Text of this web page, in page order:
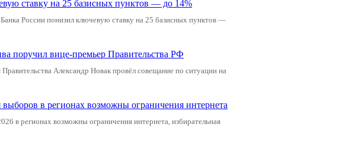
ставку на 25 базисных пунктов — до 14%
России понизил ключевую ставку на 25 базисных пунктов —
поручил вице-премьер Правительства РФ
Александр Новак провёл совещание по ситуации на
в регионах возможны ограничения интернета
регионах возможны ограничения интернета, избирательная